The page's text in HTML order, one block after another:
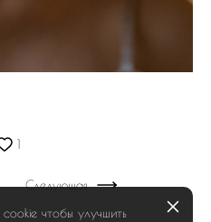
1
Следующая
чтобы улучшить